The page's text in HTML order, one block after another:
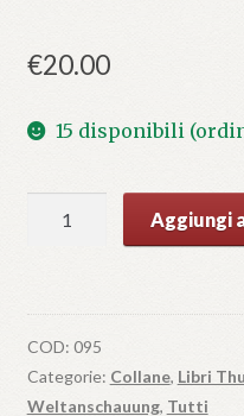
€20.00
15 disponibili
nella
Germania
Aggiungi
COD: 095
Categorie: Collane, Libri
Weltanschauung, Tutti